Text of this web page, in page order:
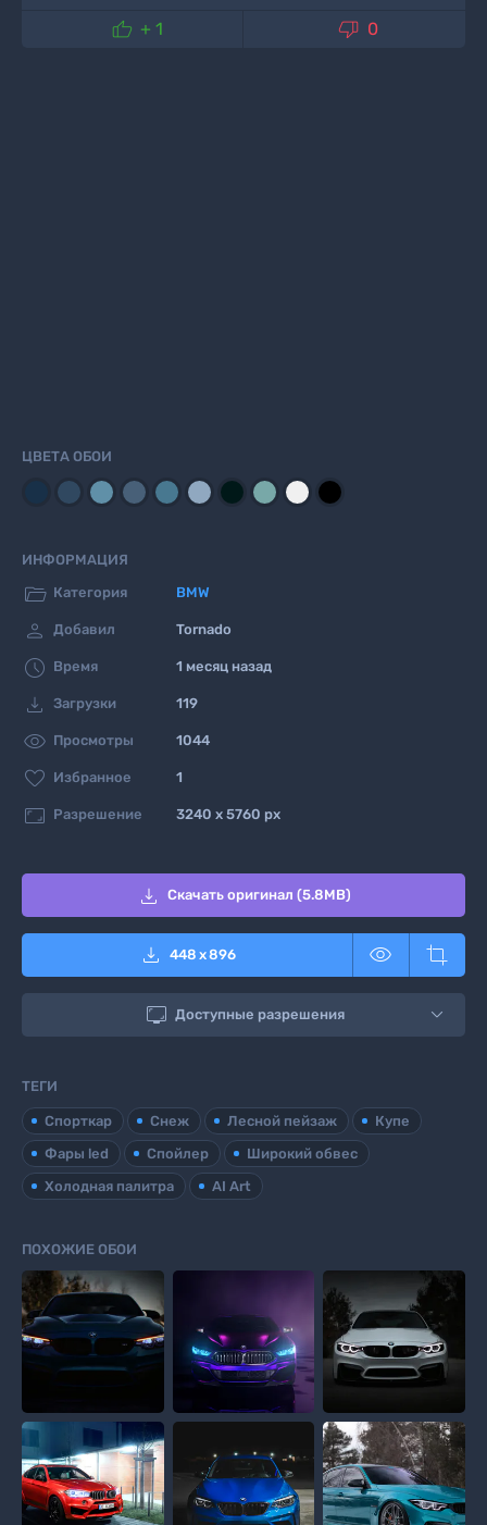
 + 1  0
ЦВЕТА ОБОИ
ИНФОРМАЦИЯ
 Категория BMW
 Добавил Tornado
 Время 1 месяц назад
 Загрузки 119
 Просмотры 1044
 Избранное 1
 Разрешение 3240 x 5760 px
 Скачать оригинал (5.8MB)
 448 x896  
 Доступные разрешения
ТЕГИ
Спорткар Снеж Лесной пейзаж
Купе
Фары led
Спойлер
Широкий обвес
Холодная палитра
AI Art
ПОХОЖИЕ ОБОИ